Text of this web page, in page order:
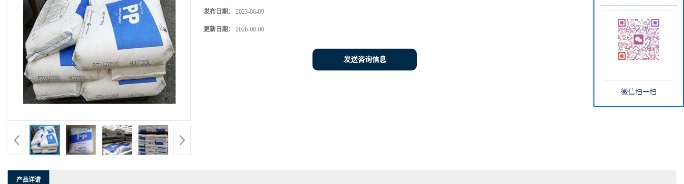
发布日期： 2023-06-09
更新日期： 2026-08-06
发送咨询信息
产品详请
微信扫一扫